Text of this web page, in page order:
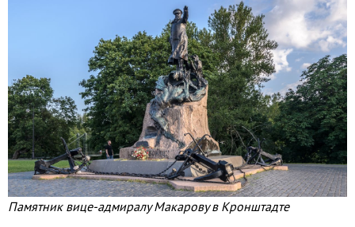
Памятник вице-адмиралу Макарову в Кронштадте